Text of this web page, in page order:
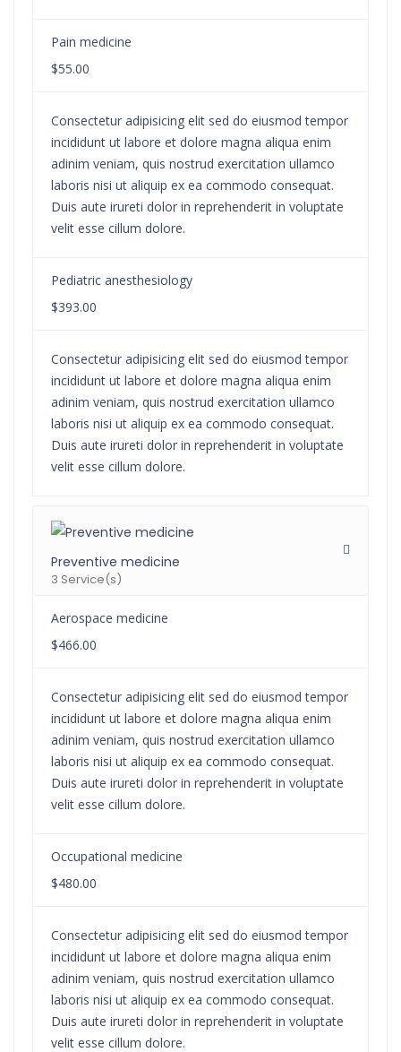
Pain medicine
$55.00
Consectetur adipisicing elit sed do eiusmod tempor
incididunt ut labore et dolore magna aliqua enim
adinim veniam, quis nostrud exercitation ullamco
laboris nisi ut aliquip ex ea commodo consequat.
Duis aute irureti dolor in reprehenderit in voluptate
velit esse cillum dolore.
Pediatric anesthesiology
$393.00
Consectetur adipisicing elit sed do eiusmod tempor
incididunt ut labore et dolore magna aliqua enim
adinim veniam, quis nostrud exercitation ullamco
laboris nisi ut aliquip ex ea commodo consequat.
Duis aute irureti dolor in reprehenderit in voluptate
velit esse cillum dolore.
Preventive medicine
3 Service(s)
Aerospace medicine
$466.00
Consectetur adipisicing elit sed do eiusmod tempor
incididunt ut labore et dolore magna aliqua enim
adinim veniam, quis nostrud exercitation ullamco
laboris nisi ut aliquip ex ea commodo consequat.
Duis aute irureti dolor in reprehenderit in voluptate
velit esse cillum dolore.
Occupational medicine
$480.00
Consectetur adipisicing elit sed do eiusmod tempor
incididunt ut labore et dolore magna aliqua enim
adinim veniam, quis nostrud exercitation ullamco
laboris nisi ut aliquip ex ea commodo consequat.
Duis aute irureti dolor in reprehenderit in voluptate
velit esse cillum dolore.